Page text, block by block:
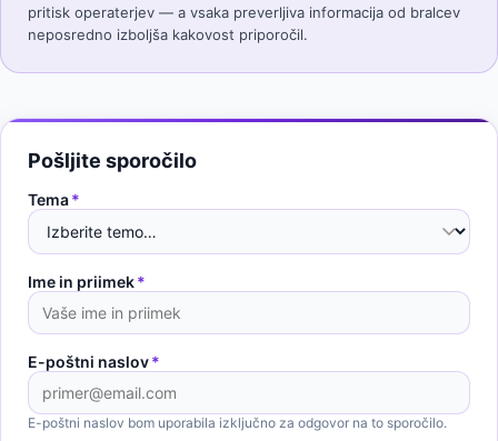
Pošljite sporočilo
Tema*
Ime in priimek*
E-poštni naslov*
E-poštni naslov bom uporabila izključno za odgovor na to sporočilo.
pritisk operaterjev — a vsaka preverljiva informacija od bralcev
neposredno izboljša kakovost priporočil.